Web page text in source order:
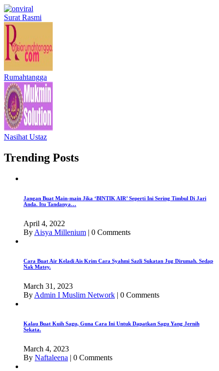
Surat Rasmi
Rumahtangga
Nasihat Ustaz
Trending Posts
Jangan Buat Main-main Jika ‘BINTIK AIR’ Seperti Ini Sering Timbul Di Jari
Anda. Itu Tandanya…
April 4, 2022
By Aisya Millenium | 0 Comments
Cara Buat Air Keladi Ais Krim Cara Syahmi Sazli Sukatan Jug Dirumah. Sedap
Nak Matey.
March 31, 2023
By Admin I Muslim Network | 0 Comments
Kalau Buat Kuih Sagu, Guna Cara Ini Untuk Dapatkan Sagu Yang Jernih
Sekata.
March 4, 2023
By Naftaleena | 0 Comments